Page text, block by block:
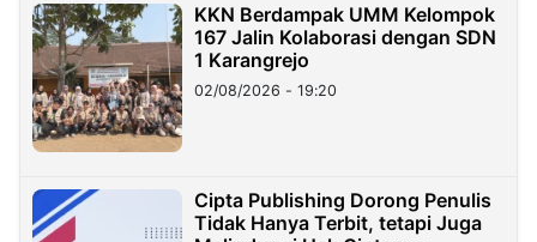
KKN Berdampak UMM Kelompok
167 Jalin Kolaborasi dengan SDN
1 Karangrejo
02/08/2026 - 19:20
Cipta Publishing Dorong Penulis
Tidak Hanya Terbit, tetapi Juga